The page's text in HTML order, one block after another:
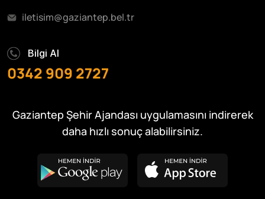
iletisim@gaziantep.bel.tr
Bilgi Al
0342 909 2727
Gaziantep Şehir Ajandası uygulamasını indirerek
daha hızlı sonuç alabilirsiniz.